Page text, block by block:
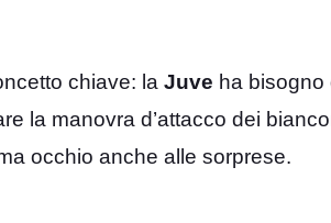
chiave: la Juve ha bisogno
la manovra d’attacco dei
occhio anche alle sorprese.